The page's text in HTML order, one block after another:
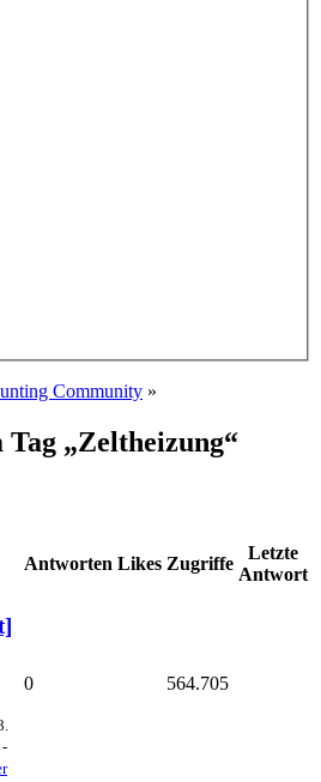
Community »
„Zeltheizung“
Antworten Likes Zugriffe
Letzte
Antwort
-
0 564.705